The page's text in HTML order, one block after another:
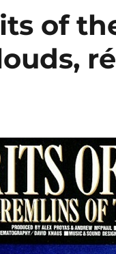
of